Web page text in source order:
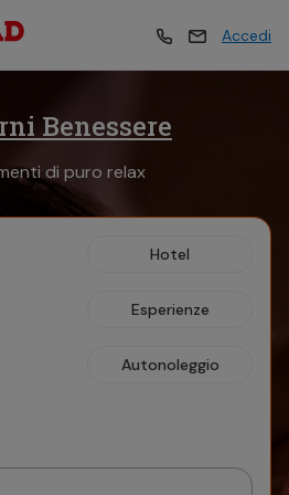
Accedi
Benessere
di puro relax
Hotel
Esperienze
Autonoleggio